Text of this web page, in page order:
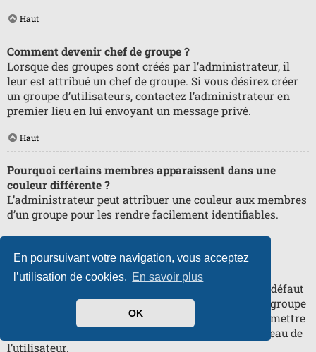
En poursuivant votre navigation, vous acceptez
l’utilisation de cookies. En savoir plus
OK
Haut
Comment devenir chef de groupe ?
Lorsque des groupes sont créés par l’administrateur, il
leur est attribué un chef de groupe. Si vous désirez créer
un groupe d’utilisateurs, contactez l’administrateur en
premier lieu en lui envoyant un message privé.
Haut
Pourquoi certains membres apparaissent dans une
couleur différente ?
L’administrateur peut attribuer une couleur aux membres
d’un groupe pour les rendre facilement identifiables.
Qu’est-ce qu’un « Groupe par défaut » ?
Si vous êtes membre de plus d’un groupe, celui par défaut
est utilisé pour déterminer le rang et la couleur de groupe
affichés par défaut. L’administrateur peut vous permettre
de changer votre groupe par défaut via votre panneau de
l’utilisateur.